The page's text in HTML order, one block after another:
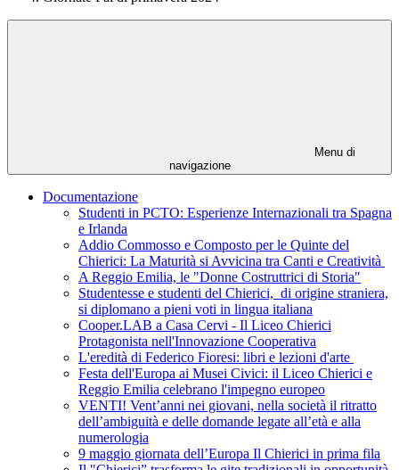
Menu di
navigazione
Documentazione
Studenti in PCTO: Esperienze Internazionali tra Spagna
e Irlanda
Addio Commosso e Composto per le Quinte del
Chierici: La Maturità si Avvicina tra Canti e Creatività
A Reggio Emilia, le "Donne Costruttrici di Storia"
Studentesse e studenti del Chierici, di origine straniera,
si diplomano a pieni voti in lingua italiana
Cooper.LAB a Casa Cervi - Il Liceo Chierici
Protagonista nell'Innovazione Cooperativa
L'eredità di Federico Fioresi: libri e lezioni d'arte
Festa dell'Europa ai Musei Civici: il Liceo Chierici e
Reggio Emilia celebrano l'impegno europeo
VENTI! Vent’anni nei giovani, nella società il ritratto
dell’ambiguità e delle domande legate all’età e alla
numerologia
9 maggio giornata dell’Europa Il Chierici in prima fila